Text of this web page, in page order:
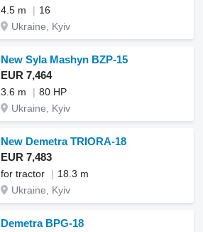
4.5 m
16
Ukraine, Kyiv
New Syla Mashyn BZP-15
EUR 7,464
3.6 m
80 HP
Ukraine, Kyiv
New Demetra TRIORA-18
EUR 7,483
for tractor
18.3 m
Ukraine, Kyiv
Demetra BPG-18